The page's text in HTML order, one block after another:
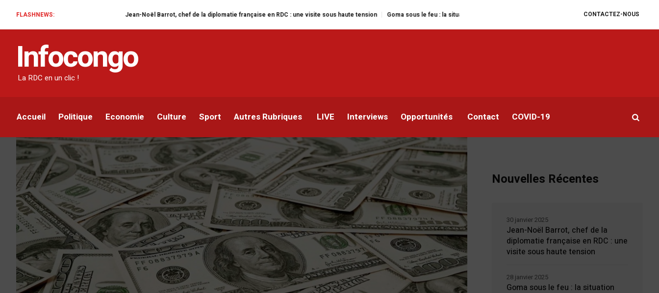
CONTACTEZ-NOUS
FLASHNEWS: Jean-Noël Barrot, chef de la diplomatie française en RDC : une visite sous haute tension Goma sous le feu : la situation humanitaire se dégrade William Ruto convoque un sommet extraordinaire
Infocongo
La RDC en un clic !
Accueil Politique Economie Culture Sport Autres Rubriques LIVE Interviews Opportunités Contact COVID-19
Le FMI autorise le décaissement immédiat de 203
millions USD supplémentaires pour la RDC
Nouvelles Récentes
Jean-Noël Barrot, chef de la
diplomatie française en RDC : une
visite sous haute tension
30 janvier 2025
Goma sous le feu : la situation
28 janvier 2025